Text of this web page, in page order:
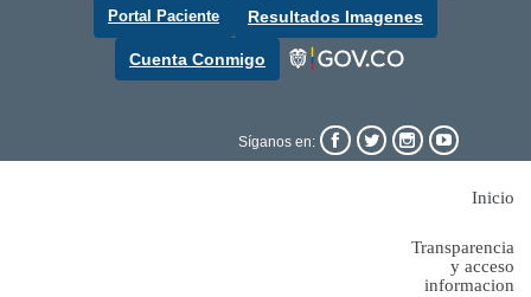
Portal Paciente Resultados Imagenes
Cuenta Conmigo
Síganos en:    
Inicio
Transparencia
y acceso
informacion